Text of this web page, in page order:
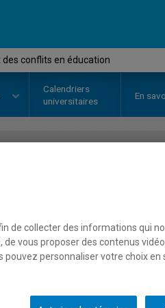
des conflits en éducation
Calendriers
universitaires
En
Gestion
en
Horaire - Été 2026
de collecter des informations qui
vous proposer des contenus
personnaliser votre choix en